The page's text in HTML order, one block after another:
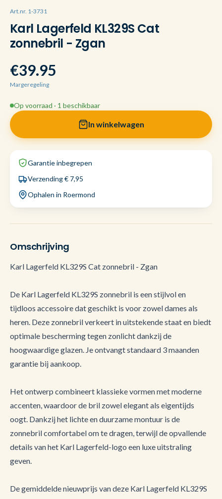
Art.nr. 1-3731
Karl Lagerfeld KL329S Cat
zonnebril - Zgan
€39.95
Margeregeling
Op voorraad · 1 beschikbaar
In winkelwagen
Garantie inbegrepen
Verzending € 7,95
Ophalen in Roermond
Omschrijving
Karl Lagerfeld KL329S Cat zonnebril - Zgan
De Karl Lagerfeld KL329S zonnebril is een stijlvol en
tijdloos accessoire dat geschikt is voor zowel dames als
heren. Deze zonnebril verkeert in uitstekende staat en biedt
optimale bescherming tegen zonlicht dankzij de
hoogwaardige glazen. Je ontvangt standaard 3 maanden
garantie bij aankoop.
Het ontwerp combineert klassieke vormen met moderne
accenten, waardoor de bril zowel elegant als eigentijds
oogt. Dankzij het lichte en duurzame montuur is de
zonnebril comfortabel om te dragen, terwijl de opvallende
details van het Karl Lagerfeld-logo een luxe uitstraling
geven.
De gemiddelde nieuwprijs van deze Karl Lagerfeld KL329S